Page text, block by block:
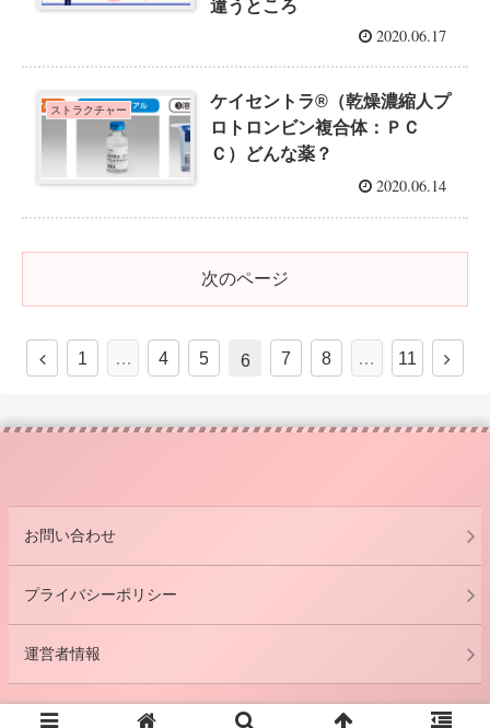
違うところ
2020.06.17
ストラクチャー
ケイセントラ®（乾燥濃縮人プ
ロトロンビン複合体：ＰＣ
Ｃ）どんな薬？
2020.06.14
次のページ
1 … 4 5 6 7 8 … 11
お問い合わせ
プライバシーポリシー
運営者情報